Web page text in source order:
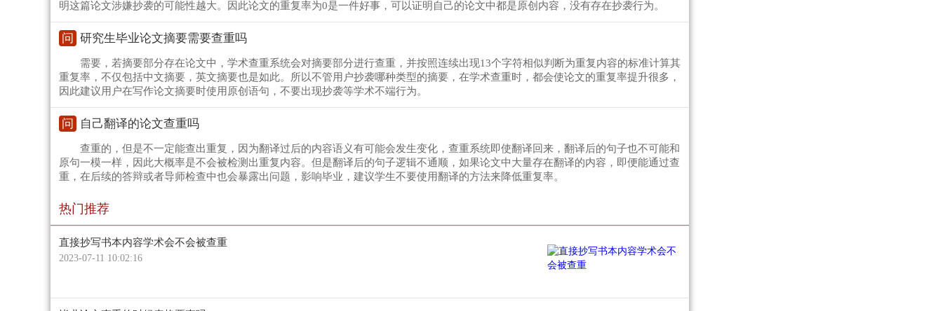
明这篇论文涉嫌抄袭的可能性越大。因此论文的重复率为0是一件好事，可以证明自己的论文中都是原创内容，没有存在抄袭行为。
问 研究生毕业论文摘要需要查重吗
需要，若摘要部分存在论文中，学术查重系统会对摘要部分进行查重，并按照连续出现13个字符相似判断为重复内容的标准计算其
重复率，不仅包括中文摘要，英文摘要也是如此。所以不管用户抄袭哪种类型的摘要，在学术查重时，都会使论文的重复率提升很多，
因此建议用户在写作论文摘要时使用原创语句，不要出现抄袭等学术不端行为。
问 自己翻译的论文查重吗
查重的，但是不一定能查出重复，因为翻译过后的内容语义有可能会发生变化，查重系统即使翻译回来，翻译后的句子也不可能和
原句一模一样，因此大概率是不会被检测出重复内容。但是翻译后的句子逻辑不通顺，如果论文中大量存在翻译的内容，即便能通过查
重，在后续的答辩或者导师检查中也会暴露出问题，影响毕业，建议学生不要使用翻译的方法来降低重复率。
热门推荐
直接抄写书本内容学术会不会被查重
2023-07-11 10:02:16